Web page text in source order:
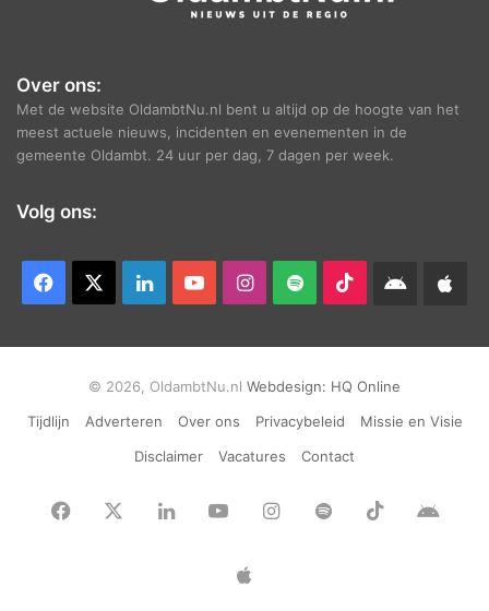
Over ons:
Met de website OldambtNu.nl bent u altijd op de hoogte van het
meest actuele nieuws, incidenten en evenementen in de
gemeente Oldambt. 24 uur per dag, 7 dagen per week.
Volg ons:
Facebook LinkedInYouTubeInstagram
Spotify TikTokAndroid
© 2026, OldambtNu.nl Webdesign: HQ Online
Tijdlijn
Adverteren Over ons Privacybeleid
Missie en Visie
Disclaimer
Vacatures Contact
Facebook LinkedInYouTubeInstagram
Spotify TikTok